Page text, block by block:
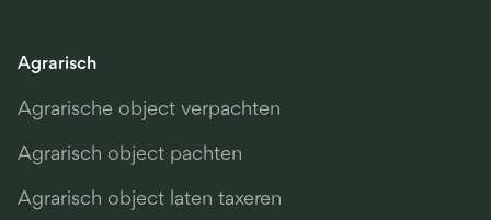
Agrarisch
Agrarische object verpachten
Agrarisch object pachten
Agrarisch object laten taxeren